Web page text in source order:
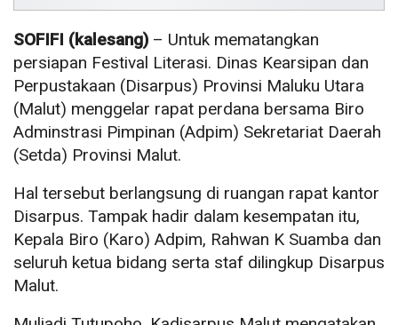
SOFIFI (kalesang) – Untuk mematangkan
persiapan Festival Literasi. Dinas Kearsipan dan
Perpustakaan (Disarpus) Provinsi Maluku Utara
(Malut) menggelar rapat perdana bersama Biro
Adminstrasi Pimpinan (Adpim) Sekretariat Daerah
(Setda) Provinsi Malut.
Hal tersebut berlangsung di ruangan rapat kantor
Disarpus. Tampak hadir dalam kesempatan itu,
Kepala Biro (Karo) Adpim, Rahwan K Suamba dan
seluruh ketua bidang serta staf dilingkup Disarpus
Malut.